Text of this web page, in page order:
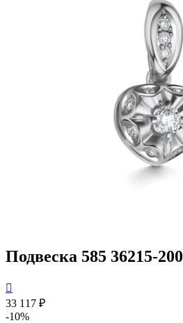
Подвеска 585 36215-200

33 117 ₽
-10%